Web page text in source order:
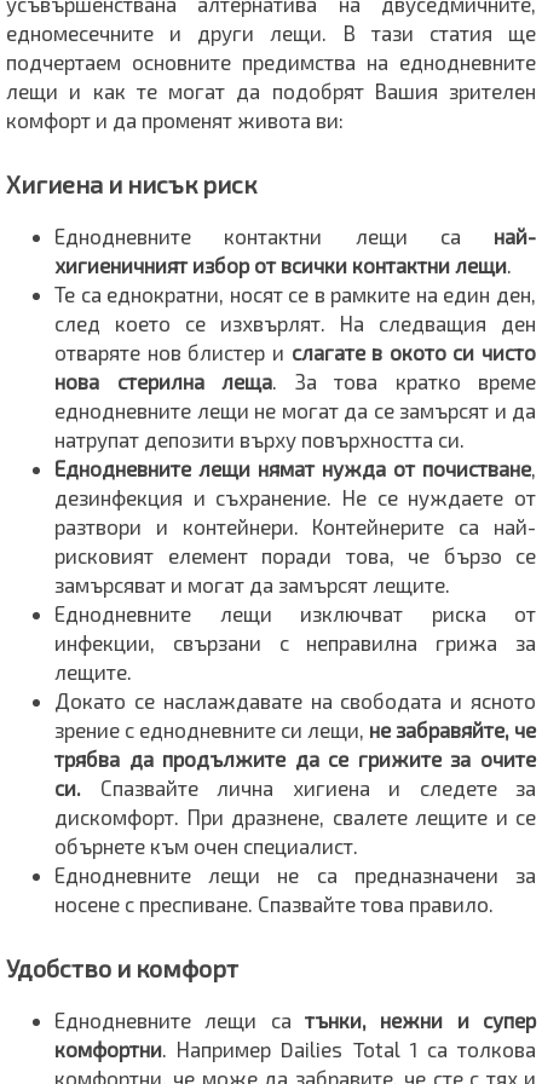
едномесечните и други лещи. В тази статия ще
подчертаем основните предимства на еднодневните
лещи и как те могат да подобрят Вашия зрителен
комфорт и да променят живота ви:
Хигиена и нисък риск
Еднодневните контактни лещи са най-
хигиеничният избор от всички контактни лещи
Те са еднократни, носят се в рамките на един ден,
след което се изхвърлят. На следващия ден
отваряте нов блистер и слагате в окото си чисто
нова стерилна леща . За това кратко време
еднодневните лещи не могат да се замърсят и да
натрупат депозити върху повърхността си.
Еднодневните лещи нямат нужда от почистване,
дезинфекция и съхранение. Не се нуждаете от
разтвори и контейнери. Контейнерите са най-
рисковият елемент поради това, че бързо се
замърсяват и могат да замърсят лещите.
Еднодневните лещи изключват риска от
инфекции, свързани с неправилна грижа за
лещите.
Докато се наслаждавате на свободата и ясното
зрение с еднодневните си лещи, не забравяйте, че
трябва да продължите да се грижите за очите
си. Спазвайте лична хигиена и следете за
дискомфорт. При дразнене, свалете лещите и се
обърнете към очен специалист.
Еднодневните лещи не са предназначени за
носене с преспиване. Спазвайте това правило.
Удобство и комфорт
Еднодневните лещи са тънки, нежни и супер
комфортни . Например Dailies Total 1 са толкова
комфортни, че може да забравите, че сте с тях и